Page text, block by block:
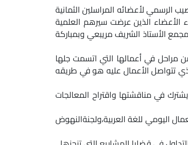
العاصمة ، بالتنصيب الرسمي لأعضائه المراسلين الثمانية
الأعضاء الذين عرضت سيرهم العلمية
الأستاذ الشريف مريبعي وبمباركة
في أعمالها التي اتسمت جلها
تتواصل الأعمال عليه هو في طريقه
في مناقشتها واقتراح المعالجات
اليومي للغة العربية،ولجنةالنهوض